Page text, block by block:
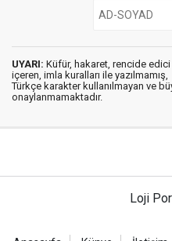
UYARI: Küfür, hakaret, rencide edici
içeren, imla kuralları ile yazılmamış,
Türkçe karakter kullanılmayan ve
onaylanmamaktadır.
Loji